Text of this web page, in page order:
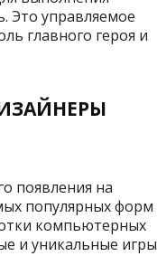
Это управляемое
главного героя и
появления на
популярных форм
компьютерных
и уникальные игры